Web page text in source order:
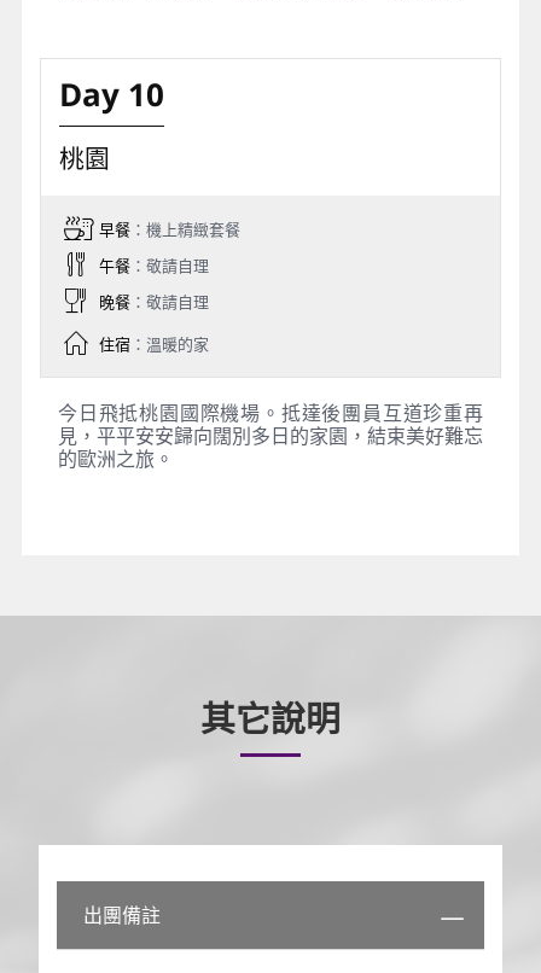
Day 10
桃園
早餐：機上精緻套餐
午餐：敬請自理
晚餐：敬請自理
住宿：溫暖的家
今日飛抵桃園國際機場。抵達後團員互道珍重再
見，平平安安歸向闊別多日的家園，結束美好難忘
的歐洲之旅。
其它說明
出團備註